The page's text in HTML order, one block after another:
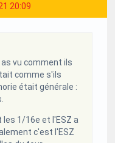
20:09
vu comment ils
comme s'ils
était générale :
1/16e et l'ESZ a
c'est l'ESZ